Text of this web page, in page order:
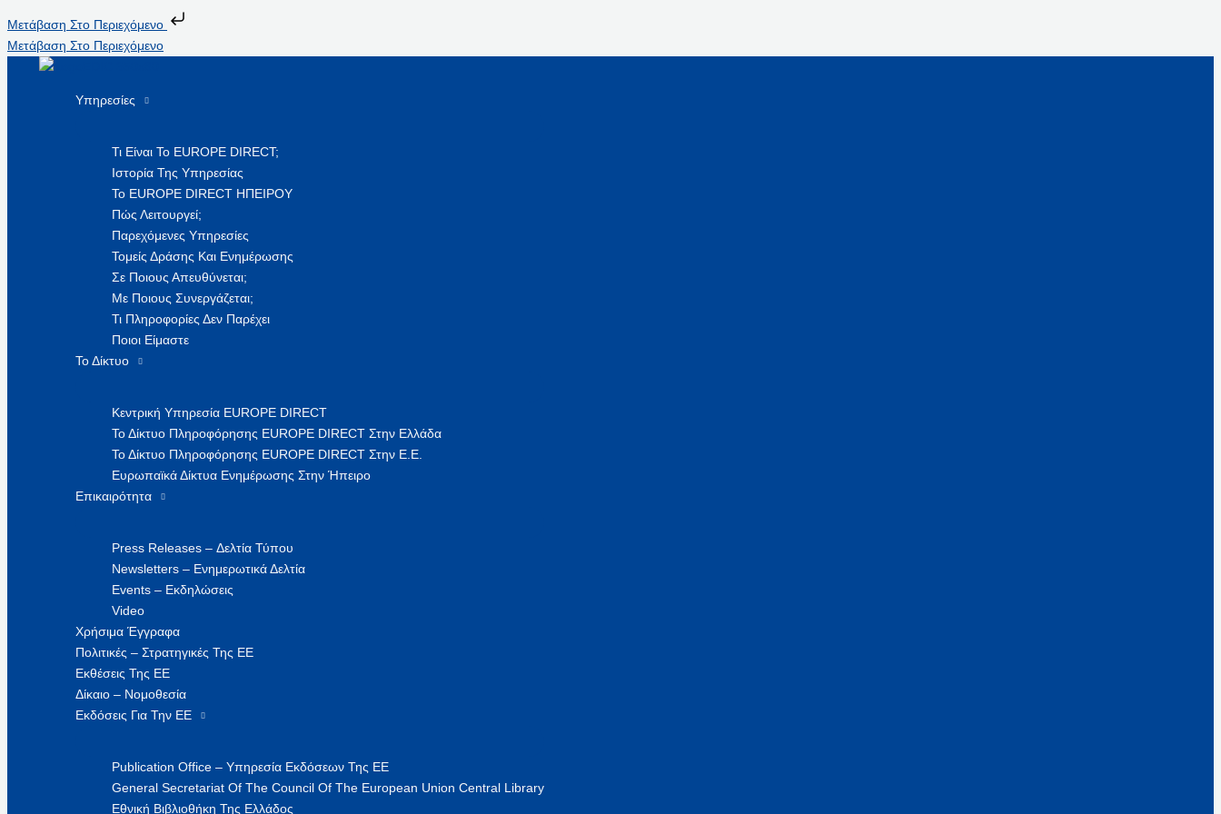
Μετάβαση Στο Περιεχόμενο
Μετάβαση Στο Περιεχόμενο
Υπηρεσίες
Τι Είναι Το EUROPE DIRECT;
Ιστορία Της Υπηρεσίας
Το EUROPE DIRECT ΗΠΕΙΡΟΥ
Πώς Λειτουργεί;
Παρεχόμενες Υπηρεσίες
Τομείς Δράσης Και Ενημέρωσης
Σε Ποιους Απευθύνεται;
Με Ποιους Συνεργάζεται;
Τι Πληροφορίες Δεν Παρέχει
Ποιοι Είμαστε
Το Δίκτυο
Κεντρική Υπηρεσία EUROPE DIRECT
Το Δίκτυο Πληροφόρησης EUROPE DIRECT Στην Ελλάδα
Το Δίκτυο Πληροφόρησης EUROPE DIRECT Στην Ε.Ε.
Ευρωπαϊκά Δίκτυα Ενημέρωσης Στην Ήπειρο
Επικαιρότητα
Press Releases – Δελτία Τύπου
Newsletters – Ενημερωτικά Δελτία
Events – Εκδηλώσεις
Video
Χρήσιμα Έγγραφα
Πολιτικές – Στρατηγικές Της ΕΕ
Εκθέσεις Της ΕΕ
Δίκαιο – Νομοθεσία
Εκδόσεις Για Την ΕΕ
Publication Office – Υπηρεσία Εκδόσεων Της ΕΕ
General Secretariat Of The Council Of The European Union Central Library
Εθνική Βιβλιοθήκη Της Ελλάδος